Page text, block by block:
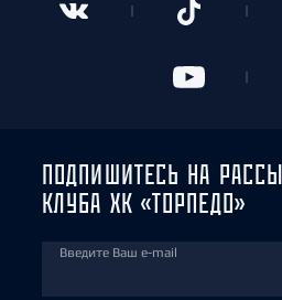
ПОДПИШИТЕСЬ НА
КЛУБА ХК «ТОРПЕДО»
Введите Ваш e-mail